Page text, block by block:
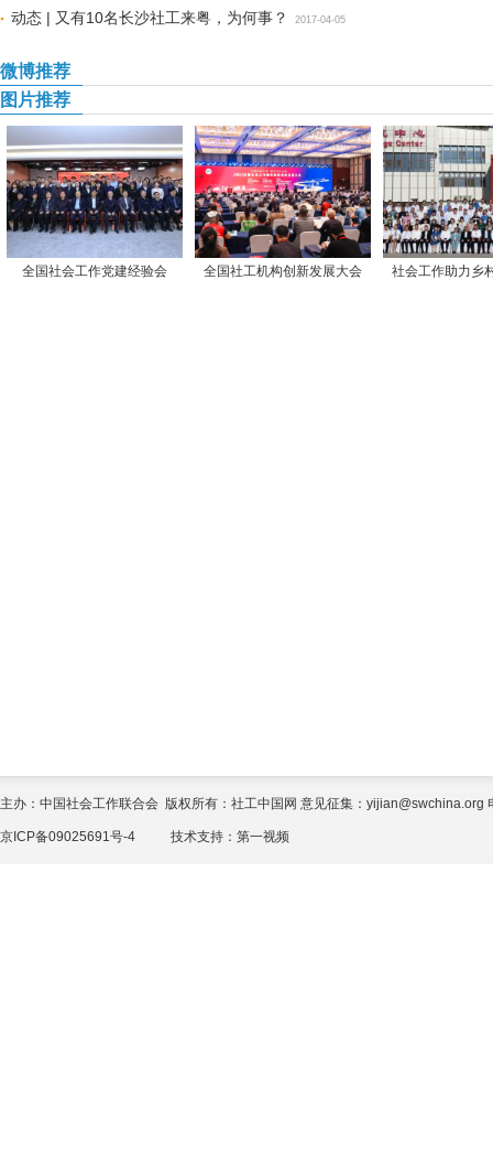
动态 | 又有10名长沙社工来粤，为何事？ 2017-04-05
微博推荐
图片推荐
全国社会工作党建经验会 全国社工机构创新发展大会 社会工作助力乡
主办：中国社会工作联合会 版权所有：社工中国网 意见征集：yijian@swchina.org
京ICP备09025691号-4 技术支持： 第一视频